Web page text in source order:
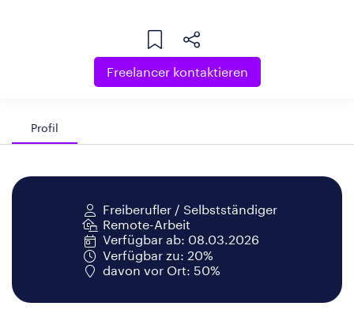
Freelancer kontaktieren
Profil
Freiberufler / Selbstständiger
Remote-Arbeit
Verfügbar ab: 08.03.2026
Verfügbar zu: 20%
davon vor Ort: 50%